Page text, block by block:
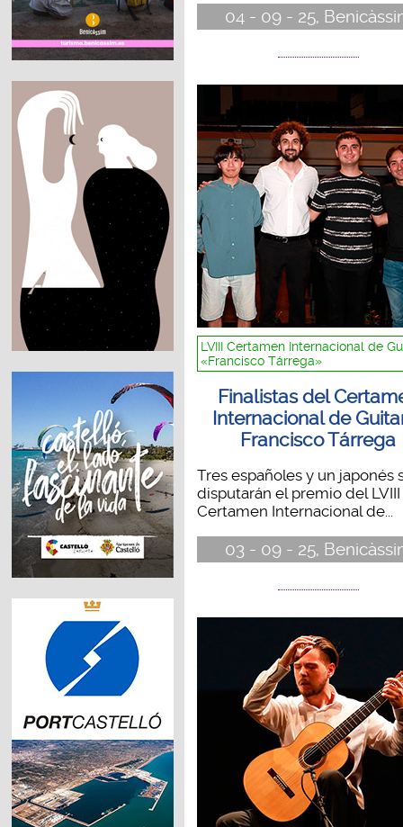
04 - 09 - 25,
LVIII Certamen Internacional de
«Francisco Tárrega»
Finalistas del
Internacional de
Francisco Tárrega
Tres españoles y un japonés
disputarán el premio del LVIII
Certamen Internacional de...
03 - 09 - 25,